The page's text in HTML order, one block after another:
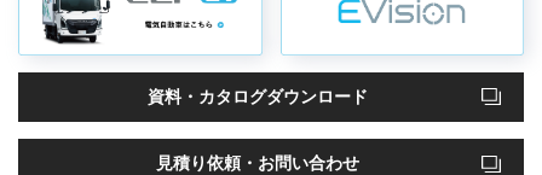
資料・カタログダウンロード
見積り依頼・ お問い合わせ